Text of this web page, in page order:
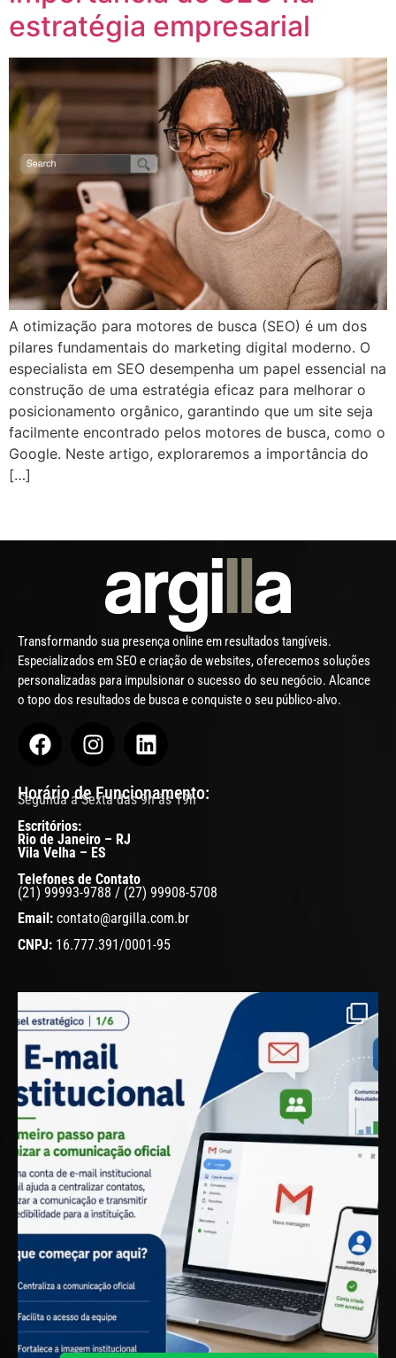
estratégia empresarial
A otimização para motores de busca (SEO) é um dos
pilares fundamentais do marketing digital moderno. O
especialista em SEO desempenha um papel essencial na
construção de uma estratégia eficaz para melhorar o
posicionamento orgânico, garantindo que um site seja
facilmente encontrado pelos motores de busca, como o
Google. Neste artigo, exploraremos a importância do
[…]
Transformando sua presença online em resultados tangíveis.
Especializados em SEO e criação de websites, oferecemos soluções
personalizadas para impulsionar o sucesso do seu negócio. Alcance
o topo dos resultados de busca e conquiste o seu público-alvo.
Horário de Funcionamento:
Segunda a Sexta das 9h às 19h
Escritórios:
Rio de Janeiro – RJ
Vila Velha – ES
Telefones de Contato
(21) 99993-9788 / (27) 99908-5708
Email: contato@argilla.com.br
CNPJ: 16.777.391/0001-95